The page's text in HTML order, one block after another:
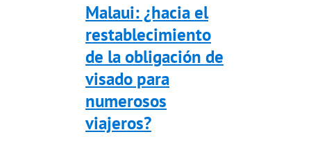
Malaui: ¿hacia el
restablecimiento
de la obligación de
visado para
numerosos
viajeros?